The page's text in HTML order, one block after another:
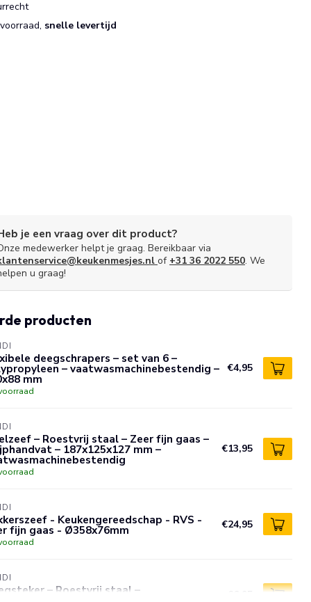
snelle levertijd
je een vraag over dit product?
medewerker helpt je graag. Bereikbaar via
of +31 36 2022 550. We
u graag!
producten
deegschrapers – set van 6 –
– vaatwasmachinebestendig –
mm
€4,95
– Roestvrij staal – Zeer fijn gaas –
– 187x125x127 mm – €13,95
- Keukengereedschap - RVS -
fijn gaas - Ø358x76mm €24,95
– Roestvrij staal –